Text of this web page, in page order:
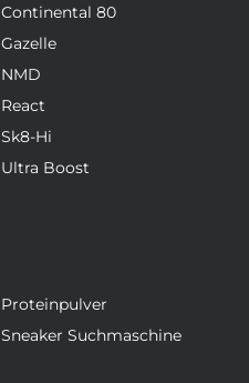
Continental 80
Gazelle
NMD
React
Sk8-Hi
Ultra Boost
Proteinpulver
Sneaker Suchmaschine